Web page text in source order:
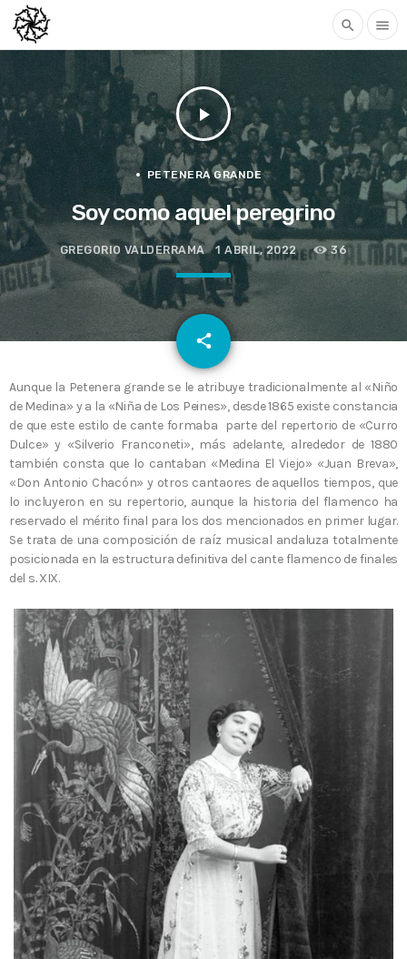
search menu
play_arrow
PETENERA GRANDE
Soy como aquel peregrino
GREGORIO VALDERRAMA 1 ABRIL, 2022 36
share
email
Aunque la Petenera grande se le atribuye tradicionalmente al «Niño
de Medina» y a la «Niña de Los Peines», desde 1865 existe constancia
de que este estilo de cante formaba parte del repertorio de «Curro
Dulce» y «Silverio Franconeti», más adelante, alrededor de 1880
también consta que lo cantaban «Medina El Viejo» «Juan Breva»,
«Don Antonio Chacón» y otros cantaores de aquellos tiempos, que
lo incluyeron en su repertorio, aunque la historia del flamenco ha
reservado el mérito final para los dos mencionados en primer lugar.
Se trata de una composición de raíz musical andaluza totalmente
posicionada en la estructura definitiva del cante flamenco de finales
del s. XIX.